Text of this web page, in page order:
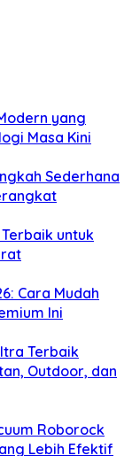
yang
Masa Kini
Sederhana
Terbaik untuk
Cara Mudah
Ini
Terbaik
Outdoor, dan
Roborock
Lebih Efektif